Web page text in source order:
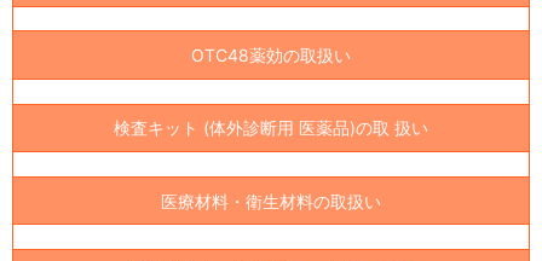
OTC48薬効の取扱い
検査キット (体外診断用 医薬品)の取 扱い
医療材料・衛生材料の取扱い